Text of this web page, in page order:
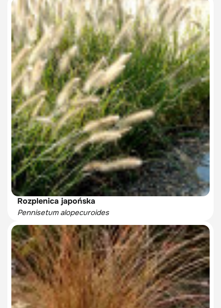
Rozplenica japońska
Pennisetum alopecuroides